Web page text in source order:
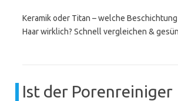
Keramik oder Titan – welche
Haar wirklich? Schnell vergleichen &
Ist der Porenreiniger